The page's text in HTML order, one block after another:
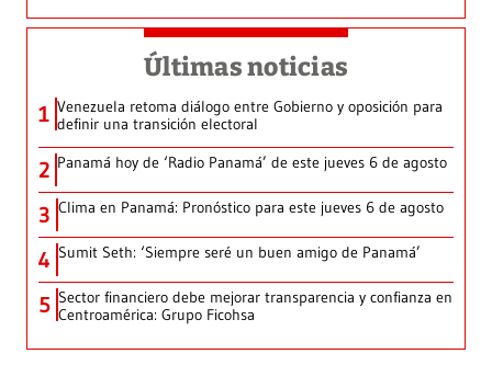
Últimas noticias
1 Venezuela retoma diálogo entre Gobierno y oposición para
definir una transición electoral
2 Panamá hoy de ‘Radio Panamá’ de este jueves 6 de agosto
3 Clima en Panamá: Pronóstico para este jueves 6 de agosto
4 Sumit Seth: ‘Siempre seré un buen amigo de Panamá’
5 Sector financiero debe mejorar transparencia y confianza en
Centroamérica: Grupo Ficohsa